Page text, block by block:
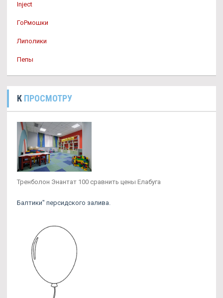
Inject
ГоРмошки
Липолики
Пепы
К ПРОСМОТРУ
Тренболон Энантат 100 сравнить цены Елабуга
Балтики" персидского залива.